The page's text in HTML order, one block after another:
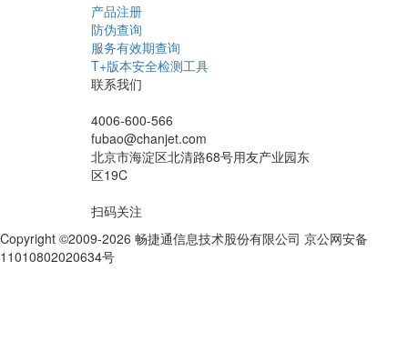
产品注册
防伪查询
服务有效期查询
T+版本安全检测工具
联系我们
4006-600-566
fubao@chanjet.com
北京市海淀区北清路68号用友产业园东
区19C
扫码关注
Copyright ©2009-2026 畅捷通信息技术股份有限公司 京公网安备
11010802020634号